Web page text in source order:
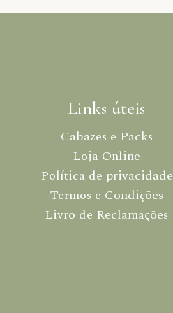
Links úteis
Cabazes e Packs
Loja Online
Política de privacidade
Termos e Condições
Livro de Reclamações